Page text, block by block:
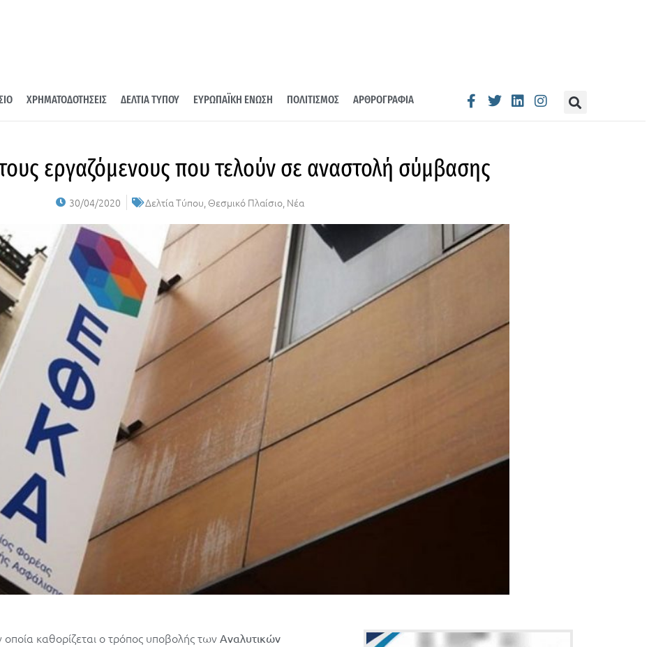
ΧΡΗΜΑΤΟΔΟΤΗΣΕΙΣ ΔΕΛΤΙΑ ΤΥΠΟΥ ΕΥΡΩΠΑΪΚΗ ΕΝΩΣΗ ΠΟΛΙΤΙΣΜΟΣ ΑΡΘΡΟΓΡΑΦΙΑ
εργαζόμενους που τελούν σε αναστολή σύμβασης
30/04/2020 Δελτία Τύπου, Θεσμικό Πλαίσιο, Νέα
καθορίζεται ο τρόπος υποβολής των Αναλυτικών